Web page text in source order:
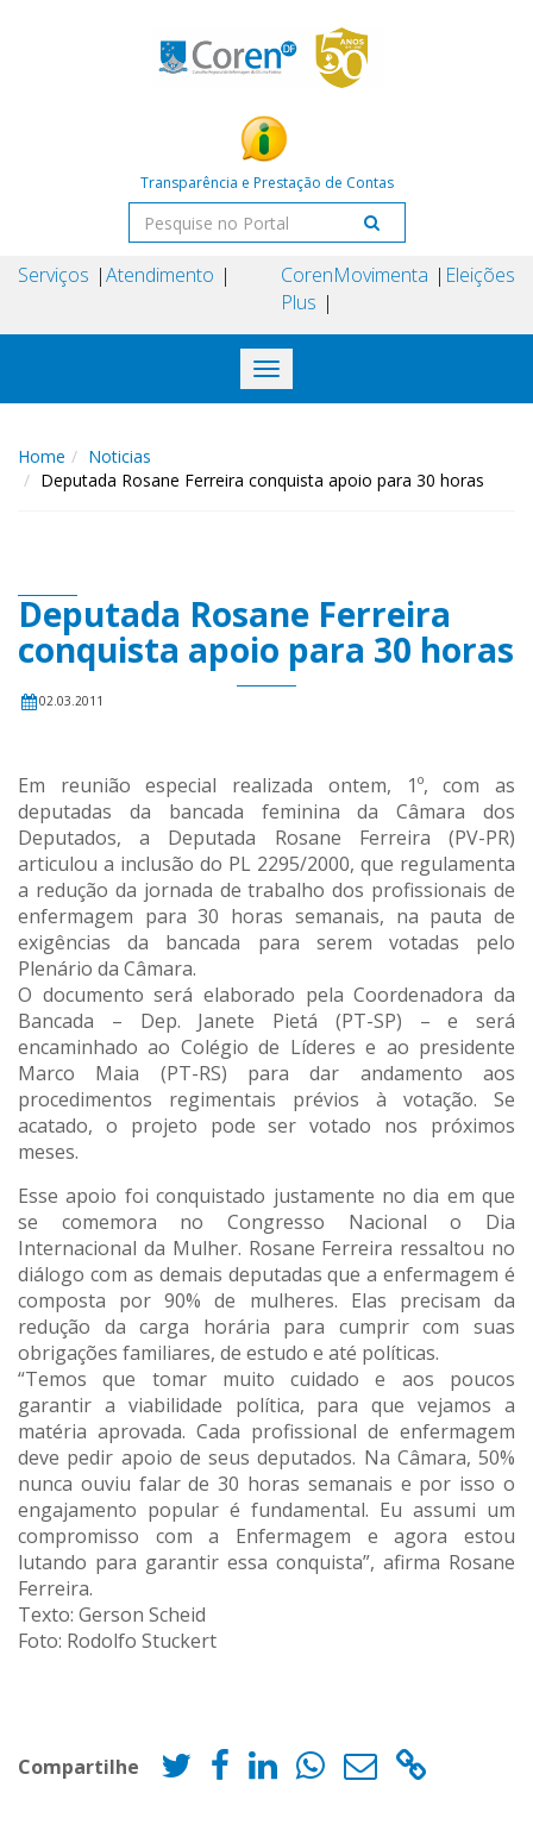
Transparência e Prestação de Contas
Serviços Atendimento
Coren
Plus
Movimenta Eleições
Toggle
navigation
Home
Noticias
Deputada Rosane Ferreira conquista apoio para 30 horas
Deputada Rosane Ferreira
conquista apoio para 30 horas
02.03.2011
Em reunião especial realizada ontem, 1º, com as
deputadas da bancada feminina da Câmara dos
Deputados, a Deputada Rosane Ferreira (PV-PR)
articulou a inclusão do PL 2295/2000, que regulamenta
a redução da jornada de trabalho dos profissionais de
enfermagem para 30 horas semanais, na pauta de
exigências da bancada para serem votadas pelo
Plenário da Câmara.
O documento será elaborado pela Coordenadora da
Bancada – Dep. Janete Pietá (PT-SP) – e será
encaminhado ao Colégio de Líderes e ao presidente
Marco Maia (PT-RS) para dar andamento aos
procedimentos regimentais prévios à votação. Se
acatado, o projeto pode ser votado nos próximos
meses.
Esse apoio foi conquistado justamente no dia em que
se comemora no Congresso Nacional o Dia
Internacional da Mulher. Rosane Ferreira ressaltou no
diálogo com as demais deputadas que a enfermagem é
composta por 90% de mulheres. Elas precisam da
redução da carga horária para cumprir com suas
obrigações familiares, de estudo e até políticas.
“Temos que tomar muito cuidado e aos poucos
garantir a viabilidade política, para que vejamos a
matéria aprovada. Cada profissional de enfermagem
deve pedir apoio de seus deputados. Na Câmara, 50%
nunca ouviu falar de 30 horas semanais e por isso o
engajamento popular é fundamental. Eu assumi um
compromisso com a Enfermagem e agora estou
lutando para garantir essa conquista”, afirma Rosane
Ferreira.
Texto: Gerson Scheid
Foto: Rodolfo Stuckert
Compartilhe